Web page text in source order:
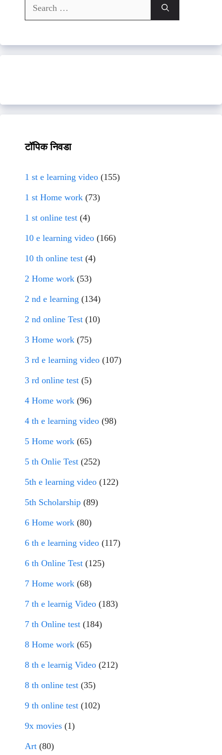
Search
for:
टॉपिक निवडा
1 st e learning video (155)
1 st Home work (73)
1 st online test (4)
10 e learning video (166)
10 th online test (4)
2 Home work (53)
2 nd e learning (134)
2 nd online Test (10)
3 Home work (75)
3 rd e learning video (107)
3 rd online test (5)
4 Home work (96)
4 th e learning video (98)
5 Home work (65)
5 th Onlie Test (252)
5th e learning video (122)
5th Scholarship (89)
6 Home work (80)
6 th e learning video (117)
6 th Online Test (125)
7 Home work (68)
7 th e learnig Video (183)
7 th Online test (184)
8 Home work (65)
8 th e learnig Video (212)
8 th online test (35)
9 th online test (102)
9x movies (1)
Art (80)